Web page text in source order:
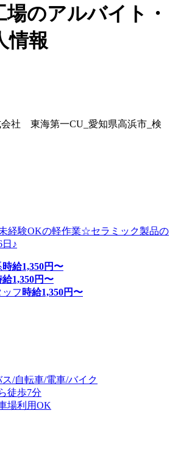
場のアルバイト・
情報
社 東海第一CU_愛知県高浜市_検
経験OKの軽作業☆セラミック製品の
♪
時給1,350円〜
給1,350円〜
フ 時給1,350円〜
/自転車/電車/バイク
徒歩7分
場利用OK